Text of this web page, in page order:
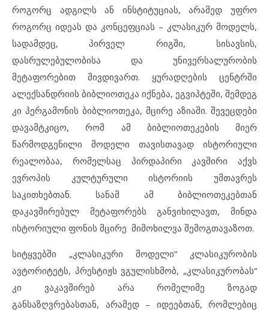
როგორც ადგილს ან ინსტიტუციას, არამედ უფრო
როგორც იდეას და კონცეფციას – კლასიკურ მოდელს,
სადამდეც, პირველ რიგში, სისავსის,
დასრულებულობისა და უნივერსალურობის
მეტაფორებით მივდივართ. ყურადღების ცენტრში
ალექსანდრიის ბიბლიოთეკა იქნება, ეგვიპტეში, შემდეგ
კი პერგამონის ბიბლიოთეკა, მცირე აზიაში. შევეცდები
დავამტკიცო, რომ ამ ბიბლიოთეკების მიერ
წარმოდგენილი მოდელი თავისთავად ისტორიული
რეალობაა, რომელსაც პირდაპირი კავშირი აქვს
ევროპის კულტურული ისტორიის უმთავრეს
საკითხებთან. სანამ ამ ბიბლიოთეკებთან
დაკავშირებულ მეტაფორებს განვიხილავთ, მინდა
ისტორიული ფონის მცირე მიმოხილვა შემოგთავაზოთ.
სიტყვებში „კლასიკური მოდელი“ კლასიკურობის
ავტორიტეტს, პრესტიჟს ვგულისხმობ, „კლასიკურობას“
კი ვაკავშირებ არა რომელიმე ზოგად
განსაზღვრებასთან, არამედ – იდეებთან, რომლებიც